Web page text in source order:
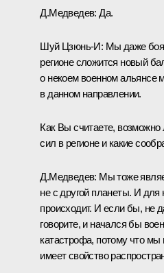
Д.Медведев: Да.
Шуй Цзюнь-И: Мы даже
регионе сложится новый
о некоем военном альянсе
в данном направлении.
Как Вы считаете, возможно
сил в регионе и какие
Д.Медведев: Мы тоже
не с другой планеты. И для
происходит. И если бы, не
говорите, и начался бы
катастрофа, потому что
имеет свойство